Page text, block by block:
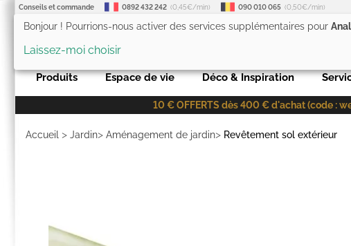
Conseils et commande 0892 432 242 (0,45€/min) 090 010 065 (0,50€/min)
Produits Espace de vie Déco & Inspiration
10 € OFFERTS dès 400 € d'achat (code :
Accueil > Jardin> Aménagement de jardin> Revêtement sol extérieur
Bonjour ! Pourrions-nous activer des services supplémentaires pour
Laissez-moi choisir